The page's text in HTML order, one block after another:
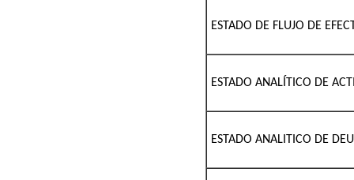
ESTADO DE FLUJO DE
ESTADO ANALÍTICO DE
ESTADO ANALITICO DE